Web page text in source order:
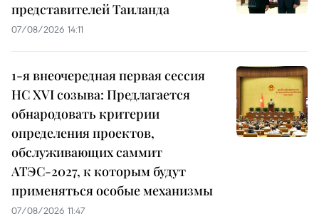
представителей Таиланда
07/08/2026 14:11
1-я внеочередная первая сессия
НС XVI созыва: Предлагается
обнародовать критерии
определения проектов,
обслуживающих саммит
АТЭС-2027, к которым будут
применяться особые механизмы
07/08/2026 11:47